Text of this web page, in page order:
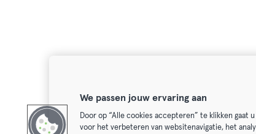
We passen jouw ervaring aan
Door op “Alle cookies accepteren” te klikken gaat
voor het verbeteren van websitenavigatie, het